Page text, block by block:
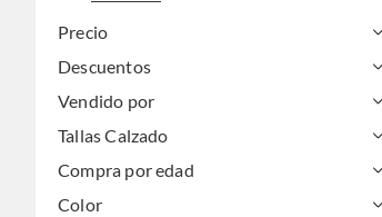
Precio
Descuentos
Vendido por
Tallas Calzado
Compra por edad
Color